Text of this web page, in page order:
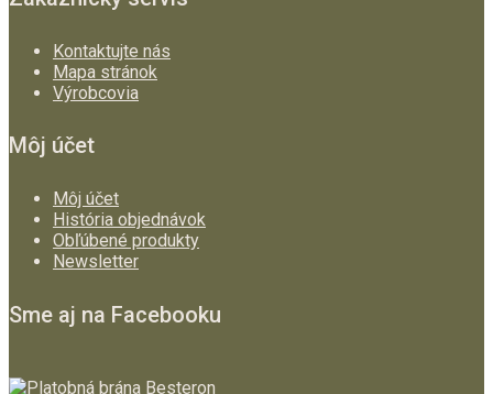
Kontaktujte nás
Mapa stránok
Výrobcovia
Môj účet
Môj účet
História objednávok
Obľúbené produkty
Newsletter
Sme aj na Facebooku